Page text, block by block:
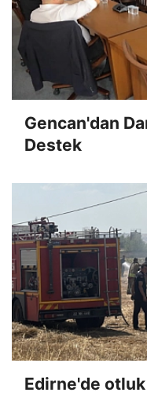
Gencan'dan
Destek
Edirne'de otluk